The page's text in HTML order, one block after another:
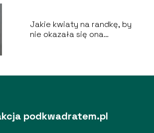
Jakie kwiaty na randkę, by
nie okazała się ona
podkwadratem.pl